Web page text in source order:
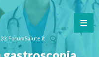
ForumSalute.it